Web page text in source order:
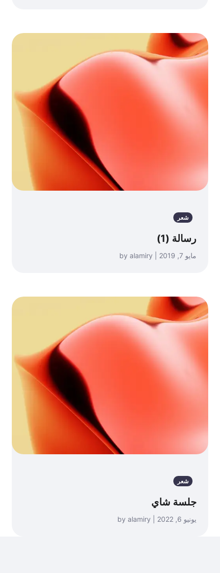
شعر
رسالة (1)
مايو 7, 2019 | by alamiry
شعر
جلسة شاي
يونيو 6, 2022 | by alamiry